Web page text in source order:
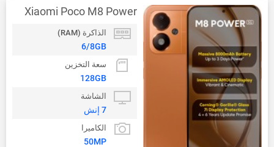
Xiaomi Poco M8 Power
الذاكرة (RAM)
6/8GB
سعة التخزين
128GB
الشاشة
7 إنش
الكاميرا
50MP